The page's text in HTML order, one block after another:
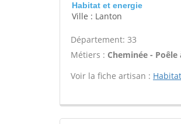
Habitat et energie
Ville : Lanton
Département: 33
Métiers : Cheminée -
Voir la fiche artisan :